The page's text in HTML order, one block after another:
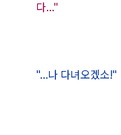
다..."
"...나 다녀오겠소!"